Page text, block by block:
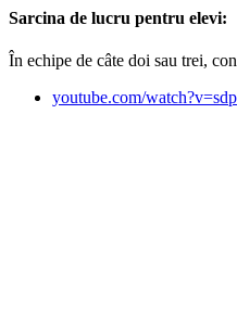
Sarcina de lucru pentru elevi:
În echipe de câte doi sau trei,
youtube.com/